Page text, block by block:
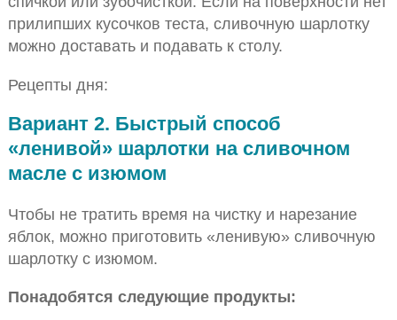
прилипших кусочков теста, сливочную шарлотку
можно доставать и подавать к столу.
Рецепты дня:
Вариант 2. Быстрый способ
«ленивой» шарлотки на сливочном
масле с изюмом
Чтобы не тратить время на чистку и нарезание
яблок, можно приготовить «ленивую» сливочную
шарлотку с изюмом.
Понадобятся следующие продукты: